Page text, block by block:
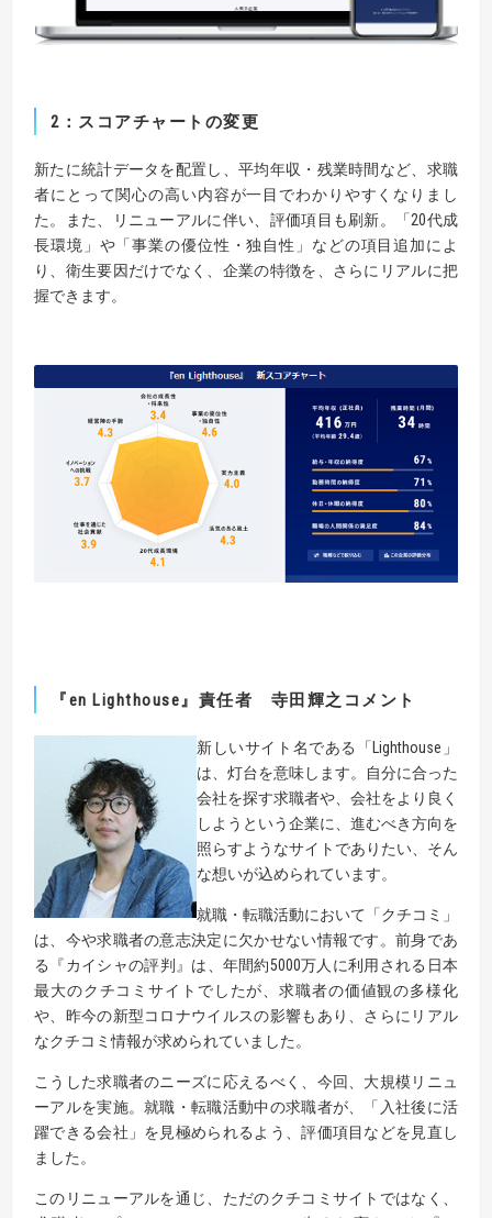
2： スコアチャートの変更
新たに統計データを配置し、平均年収・残業時間など、求職
者にとって関心の高い内容が一目でわかりやすくなりまし
た。また、リニューアルに伴い、評価項目も刷新。「20代成
長環境」や「事業の優位性・独自性」などの項目追加によ
り、衛生要因だけでなく、企業の特徴を、さらにリアルに把
握できます。
『en Lighthouse』 責任者 寺田輝之コメント
新しいサイト名である「Lighthouse」
は、灯台を意味します。自分に合った
会社を探す求職者や、会社をより良く
しようという企業に、進むべき方向を
照らすようなサイトでありたい、そん
な想いが込められています。
就職・転職活動において「クチコミ」
は、今や求職者の意志決定に欠かせない情報です。前身であ
る『カイシャの評判』は、年間約5000万人に利用される日本
最大のクチコミサイトでしたが、求職者の価値観の多様化
や、昨今の新型コロナウイルスの影響もあり、さらにリアル
なクチコミ情報が求められていました。
こうした求職者のニーズに応えるべく、今回、大規模リニュ
ーアルを実施。就職・転職活動中の求職者が、「入社後に活
躍できる会社」を見極められるよう、評価項目などを見直し
ました。
このリニューアルを通じ、ただのクチコミサイトではなく、